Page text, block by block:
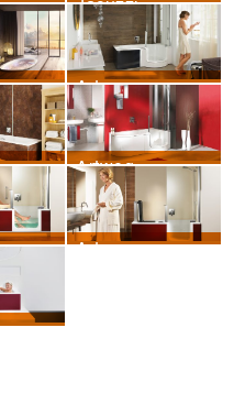
Jacuzzi – Arga Amb 03
Artweger – Twinline Luster Fenster
Artweger – Produkt
Artweger – Koje02 mit Model 01